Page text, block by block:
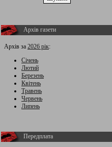
Архів газети
Архів за 2026 рік:
Січень
Лютий
Березень
Квітень
Травень
Червень
Липень
Передплата